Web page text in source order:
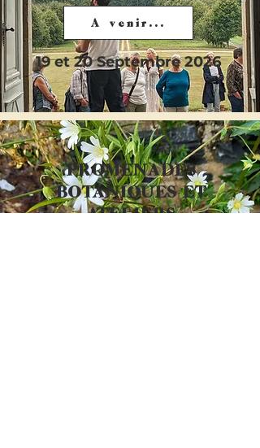
A venir...
19 et 20 Septembre 2026
PROMENADES
BOTANIQUES ET
ATELIERS